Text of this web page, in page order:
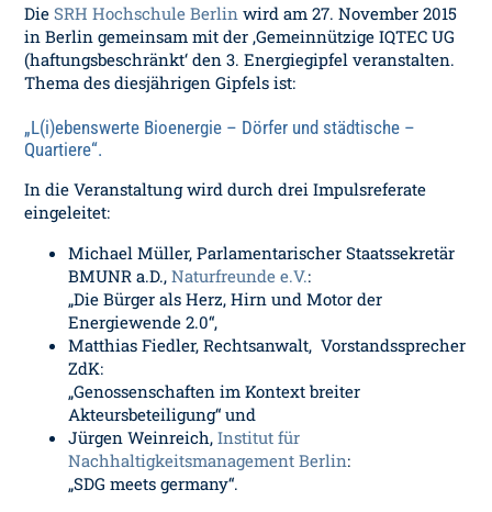
DieSRH Hochschule Berlin wird am 27. November 2015
in Berlin gemeinsam mit der ‚Gemeinnützige IQTEC UG
(haftungsbeschränkt‘ den 3. Energiegipfel veranstalten.
Thema des diesjährigen Gipfels ist:
„L(i)ebenswerte Bioenergie – Dörfer und städtische –
Quartiere“.
In die Veranstaltung wird durch drei Impulsreferate
eingeleitet:
Michael Müller, Parlamentarischer Staatssekretär
BMUNR a.D.,Naturfreunde e.V.:
„Die Bürger als Herz, Hirn und Motor der
Energiewende 2.0“,
Matthias Fiedler, Rechtsanwalt, Vorstandssprecher
ZdK:
„Genossenschaften im Kontext breiter
Akteursbeteiligung“ und
Jürgen Weinreich,Institut für
Nachhaltigkeitsmanagement Berlin:
„SDG meets germany“.